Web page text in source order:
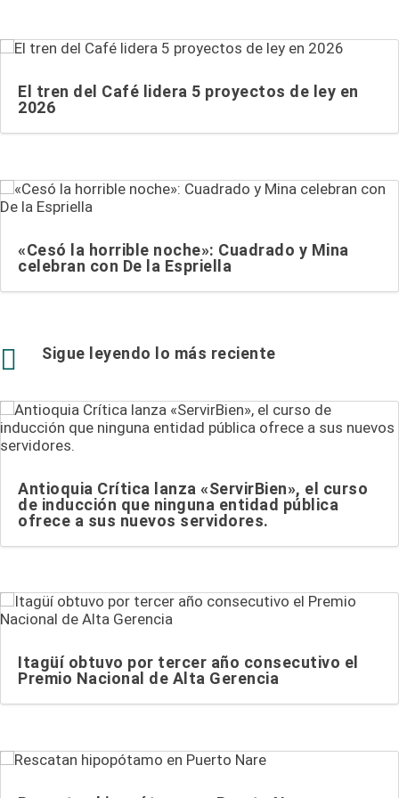
El tren del Café lidera 5 proyectos de ley en
2026
«Cesó la horrible noche»: Cuadrado y Mina
celebran con De la Espriella
 Sigue leyendo lo más reciente
Antioquia Crítica lanza «ServirBien», el curso
de inducción que ninguna entidad pública
ofrece a sus nuevos servidores.
Itagüí obtuvo por tercer año consecutivo el
Premio Nacional de Alta Gerencia